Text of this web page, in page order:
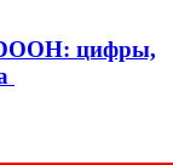
цифры,